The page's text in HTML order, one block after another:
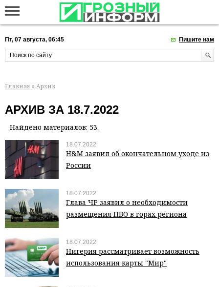
Пт, 07 августа, 06:45 Пишите нам
Главная » Архив
АРХИВ ЗА 18.7.2022
Найдено материалов: 53.
18.07.2022
Н&М заявил об окончательном уходе из
России
18.07.2022
Глава ЧР заявил о необходимости
размещения ПВО в горах региона
18.07.2022
Нигерия рассматривает возможность
использования карты "Мир"